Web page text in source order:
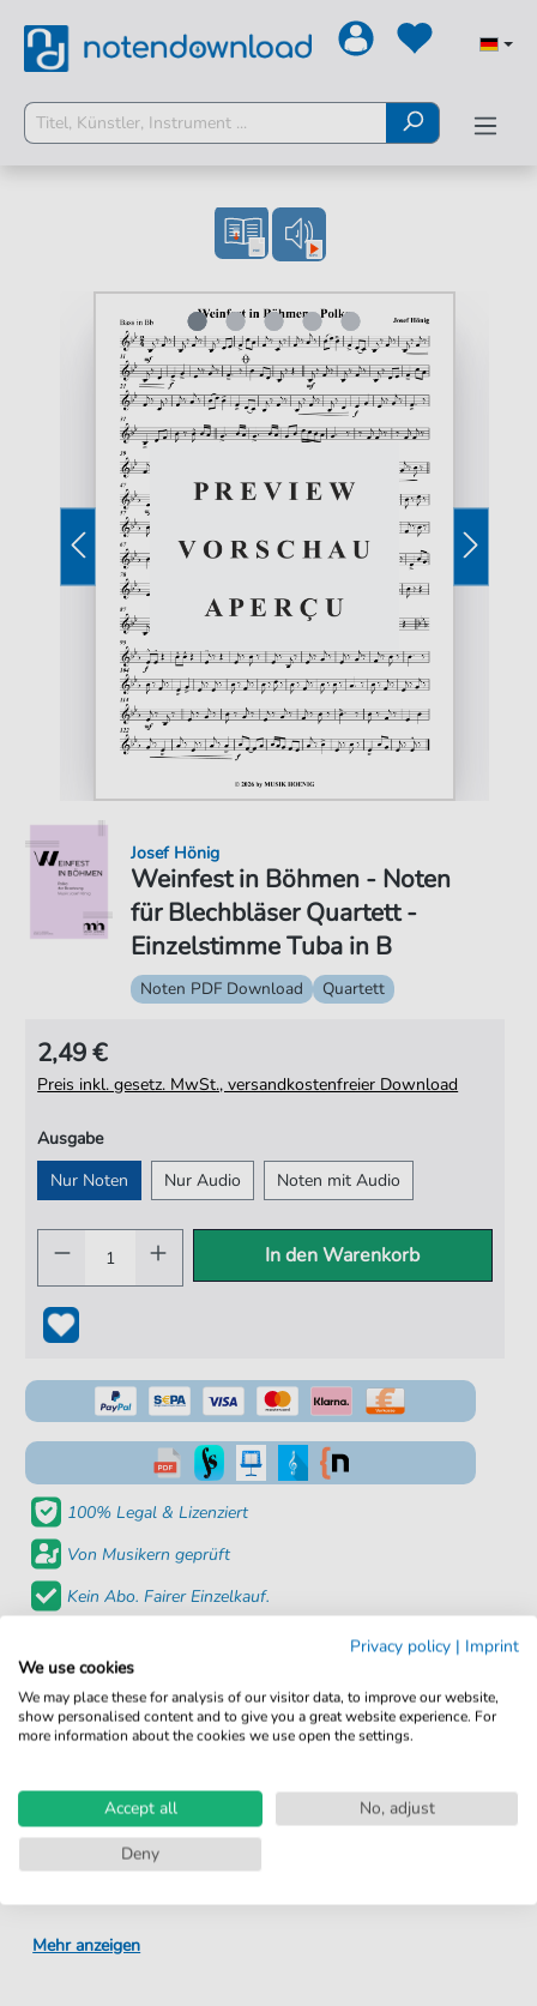
Weinfest in Böhmen - Noten
für Blechbläser Quartett -
Einzelstimme Tuba in B
Josef Hönig
Noten PDF Download Quartett
2,49 €
Preis inkl. gesetz. MwSt., versandkostenfreier Download
Ausgabe
Nur Noten
Nur Audio Noten mit Audio
In den Warenkorb
100% Legal & Lizenziert
Von Musikern geprüft
Kein Abo. Fairer Einzelkauf.
Details
Arrangement:
Quartett
Instrumente:
Horn,
Quartett:
Mehr anzeigen
Privacy policy | Imprint
We use cookies
We may place these for analysis of our visitor data, to improve our website,
show personalised content and to give you a great website experience. For
more information about the cookies we use open the settings.
Accept all
No, adjust
Deny